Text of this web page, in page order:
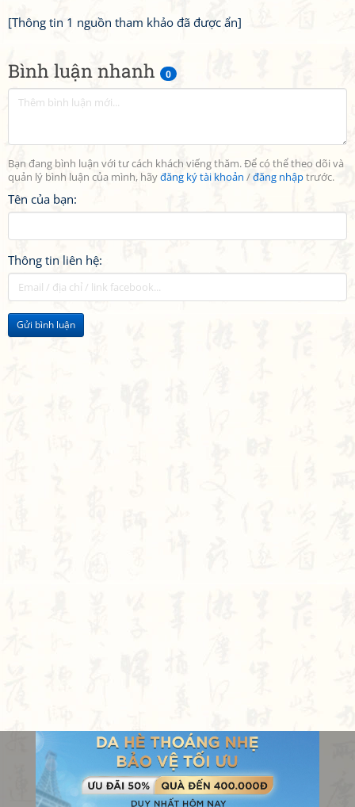
Bình luận nhanh 0
Bạn đang bình luận với tư cách khách viếng thăm. Để có thể theo dõi và
quản lý bình luận của mình, hãyđăng ký tài khoản /đăng nhậptrước.
Tên của bạn:
Thông tin liên hệ:
Gửi bình luận
[Thông tin 1 nguồn tham khảo đã được ẩn]